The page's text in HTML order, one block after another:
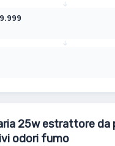
25w estrattore da
odori fumo